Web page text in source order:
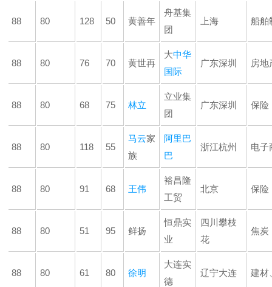
88 80 128 50 黄善年
舟基集
团
上海 船舶
88 80 76 70 黄世再
大中华
国际
广东深圳 房地
88 80 68 75 林立
立业集
团
广东深圳 保险
88 80 118 55
马云家
族
阿里巴
巴
浙江杭州 电子
88 80 91 68 王伟
裕昌隆
工贸
北京 保险
88 80 51 95 鲜扬
恒鼎实
业
四川攀枝
花
焦炭
88 80 61 80 徐明
大连实
德
辽宁大连 建材